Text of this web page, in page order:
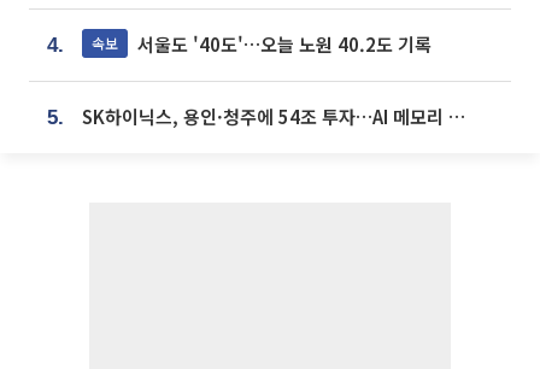
4. 속보 서울도 '40도'…오늘 노원 40.2도 기록
5. SK하이닉스, 용인·청주에 54조 투자…AI 메모리 생산기지 키운다